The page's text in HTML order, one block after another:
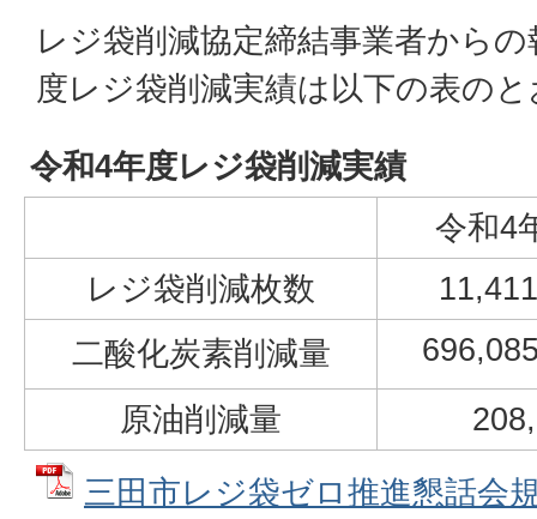
レジ袋削減協定締結事業者から
度レジ袋削減実績は以下の表の
令和4年度レジ袋削減実績
令和4
レジ袋削減枚数
二酸化炭素削減量
原油削減量
三田市レジ袋ゼロ推進懇話会